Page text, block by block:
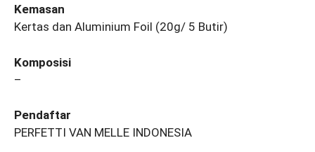
Kemasan
Kertas dan Aluminium Foil (20g/ 5 Butir)
Komposisi
–
Pendaftar
PERFETTI VAN MELLE INDONESIA